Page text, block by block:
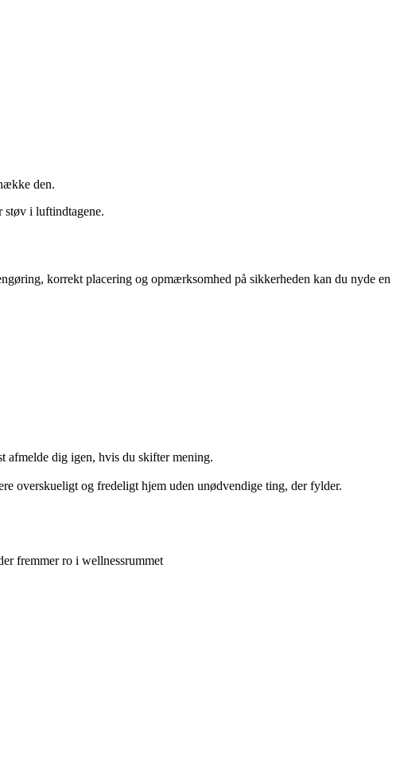
den.
støv i luftindtagene.
korrekt placering og opmærksomhed på sikkerheden kan du nyde en
afmelde dig igen, hvis du skifter mening.
overskueligt og fredeligt hjem uden unødvendige ting, der fylder.
fremmer ro i wellnessrummet